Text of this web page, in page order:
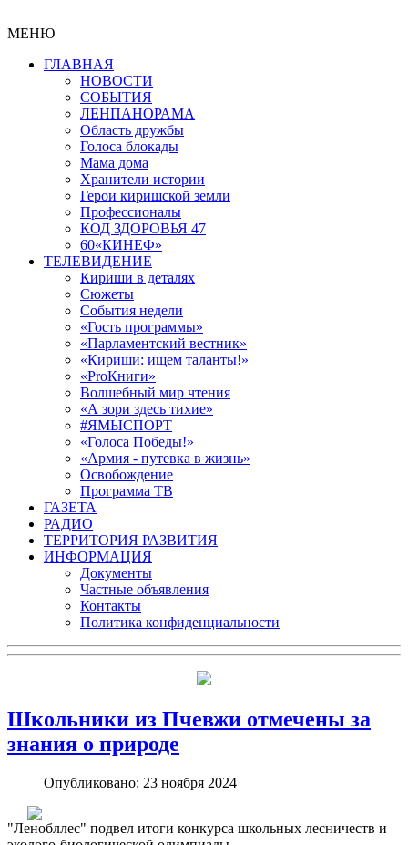
МЕНЮ
ГЛАВНАЯ
НОВОСТИ
СОБЫТИЯ
ЛЕНПАНОРАМА
Область дружбы
Голоса блокады
Мама дома
Хранители истории
Герои киришской земли
Профессионалы
КОД ЗДОРОВЬЯ 47
60«КИНЕФ»
ТЕЛЕВИДЕНИЕ
Кириши в деталях
Сюжеты
События недели
«Гость программы»
«Парламентский вестник»
«Кириши: ищем таланты!»
«ProКниги»
Волшебный мир чтения
«А зори здесь тихие»
#ЯМЫСПОРТ
«Голоса Победы!»
«Армия - путевка в жизнь»
Освобождение
Программа ТВ
ГАЗЕТА
РАДИО
ТЕРРИТОРИЯ РАЗВИТИЯ
ИНФОРМАЦИЯ
Документы
Частные объявления
Контакты
Политика конфиденциальности
Школьники из Пчевжи отмечены за
знания о природе
Опубликовано: 23 ноября 2024
"Ленобллес" подвел итоги конкурса школьных лесничеств и